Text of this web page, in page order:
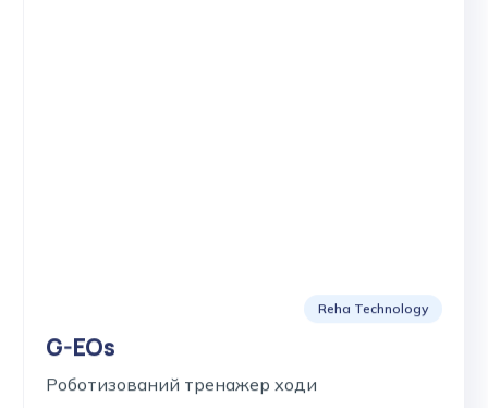
Reha Technology
G-EOs
Роботизований тренажер ходи